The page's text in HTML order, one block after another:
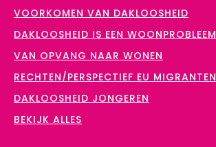
VOORKOMEN VAN DAKLOOSHEID
DAKLOOSHEID IS EEN WOONPROBLEEM
VAN OPVANG NAAR WONEN
RECHTEN/PERSPECTIEF EU MIGRANTEN
DAKLOOSHEID JONGEREN
BEKIJK ALLES